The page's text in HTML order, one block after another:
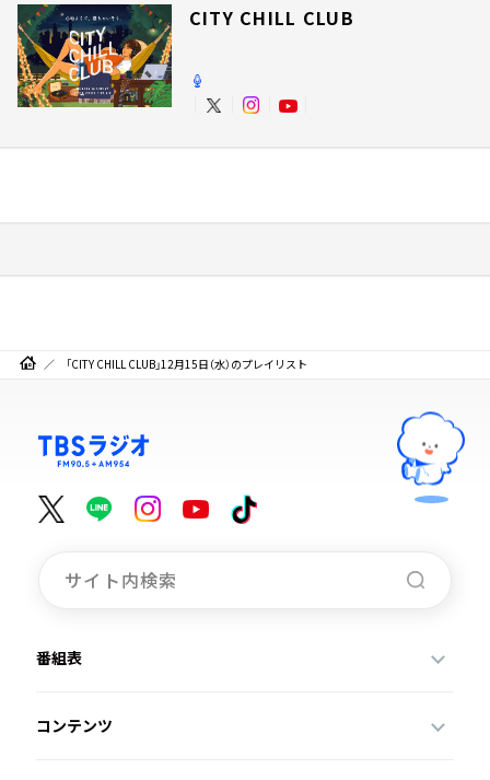
CITY CHILL CLUB
「CITY CHILL CLUB」12月15日（水）のプレイリスト
番組表
コンテンツ